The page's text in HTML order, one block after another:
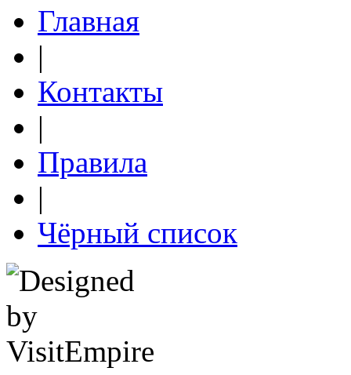
Главная
|
Контакты
|
Правила
|
Чёрный список